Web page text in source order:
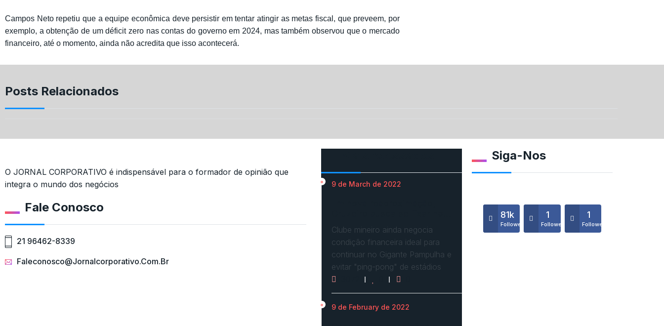
Campos Neto repetiu que a equipe econômica deve persistir em tentar atingir as metas fiscal, que preveem, por
exemplo, a obtenção de um déficit zero nas contas do governo em 2024, mas também observou que o mercado
financeiro, até o momento, ainda não acredita que isso acontecerá.
Posts Relacionados
O JORNAL CORPORATIVO é indispensável para o formador de opinião que
integra o mundo dos negócios
Fale Conosco
21 96462-8339
Faleconosco@jornalcorporativo.com.br
9 de March de 2022
Clube mineiro ainda negocia
condição financeira ideal para
continuar no Gigante Pampulha e
evitar "ping-pong" de estádios
9 de February de 2022
Siga-Nos
81k
Followers
1
Followers
1
Followers